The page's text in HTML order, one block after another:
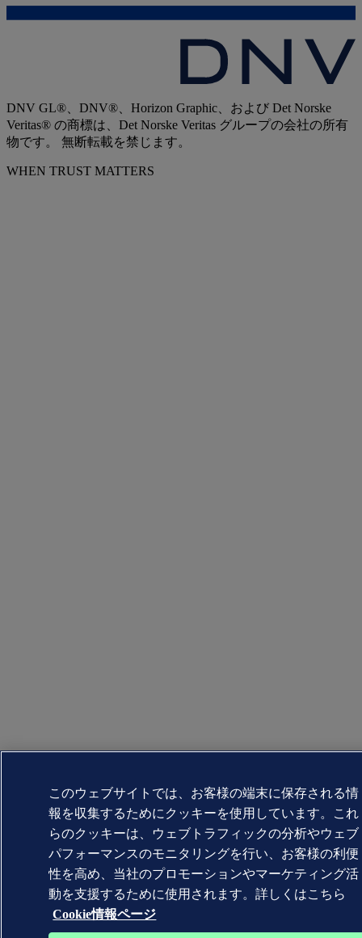
DNV GL®、DNV®、Horizon Graphic、および Det Norske
Veritas® の商標は、Det Norske Veritas グループの会社の所有
物です。 無断転載を禁じます。
WHEN TRUST MATTERS
このウェブサイトでは、お客様の端末に保存される情
報を収集するためにクッキーを使用しています。これ
らのクッキーは、ウェブトラフィックの分析やウェブ
パフォーマンスのモニタリングを行い、お客様の利便
性を高め、当社のプロモーションやマーケティング活
動を支援するために使用されます。詳しくはこちら
Cookie情報ページ